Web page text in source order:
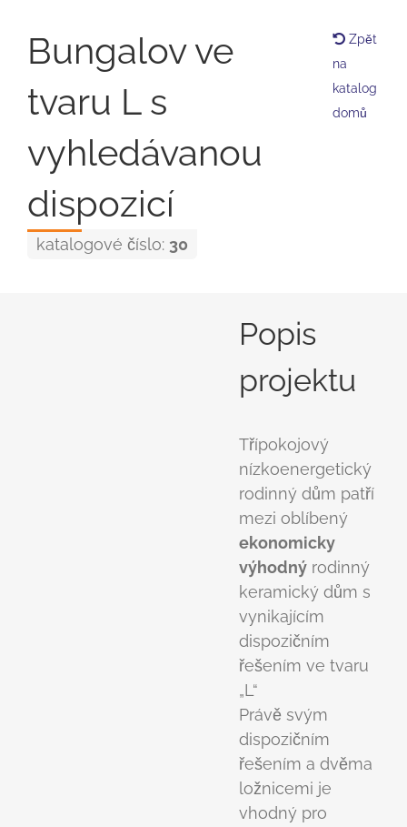
Bungalov ve
tvaru L s
vyhledávanou
dispozicí
katalogové číslo: 30
Zpět
na
katalog
domů
Popis
projektu
Třípokojový
nízkoenergetický
rodinný dům patří
mezi oblíbený
ekonomicky
výhodnýrodinný
keramický dům s
vynikajícím
dispozičním
řešením ve tvaru
„L“
Právě svým
dispozičním
řešením a dvěma
ložnicemi je
vhodný pro